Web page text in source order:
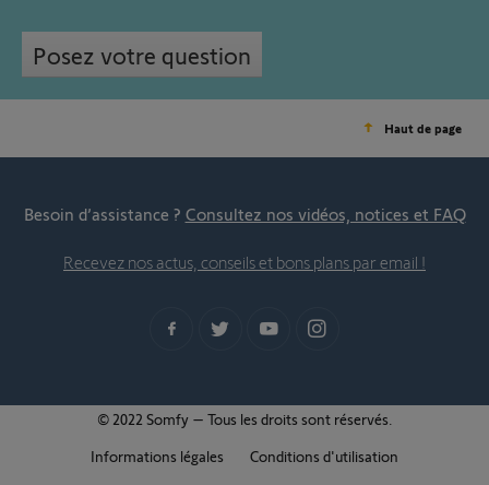
Posez votre question
Haut de page
Besoin d’assistance ? Consultez nos vidéos, notices et FAQ
Recevez nos actus, conseils et bons plans par email !
© 2022 Somfy – Tous les droits sont réservés.
Informations légales
Conditions d'utilisation